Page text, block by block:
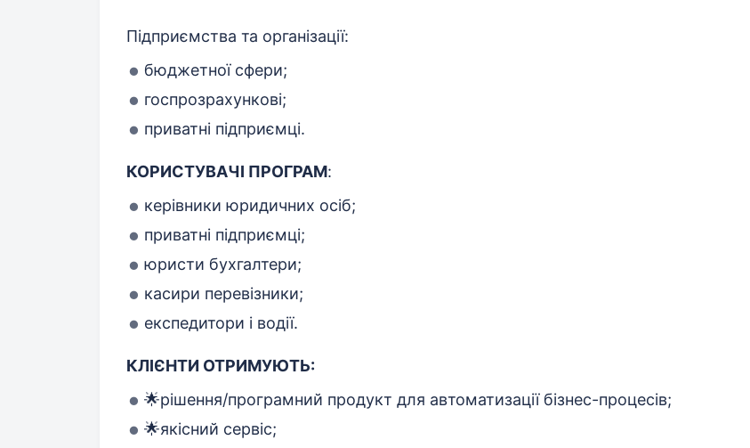
Підприємства та організації:
бюджетної сфери;
госпрозрахункові;
приватні підприємці.
КОРИСТУВАЧІ ПРОГРАМ:
керівники юридичних осіб;
приватні підприємці;
юристи бухгалтери;
касири перевізники;
експедитори і водії.
КЛІЄНТИ ОТРИМУЮТЬ:
🌟рішення/програмний продукт для автоматизації бізнес-процесів;
🌟якісний сервіс;